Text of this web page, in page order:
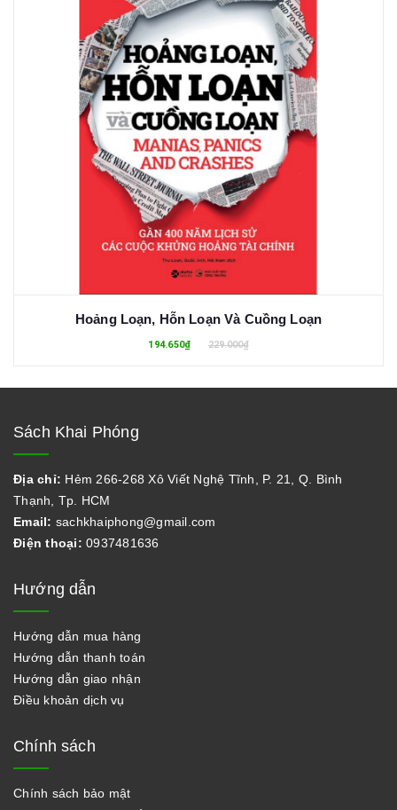
Hoảng Loạn, Hỗn Loạn Và Cuồng Loạn
194.650₫ 229.000₫
Sách Khai Phóng
Địa chỉ: Hẻm 266-268 Xô Viết Nghệ Tĩnh, P. 21, Q. Bình
Thạnh, Tp. HCM
Email: sachkhaiphong@gmail.com
Điện thoại: 0937481636
Hướng dẫn
Hướng dẫn mua hàng
Hướng dẫn thanh toán
Hướng dẫn giao nhận
Điều khoản dịch vụ
Chính sách
Chính sách bảo mật